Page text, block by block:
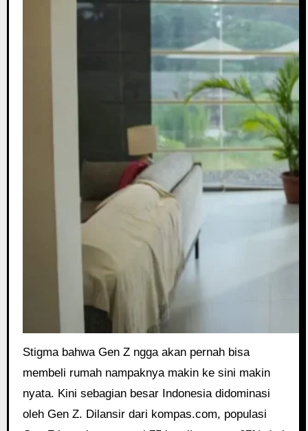
Stigma bahwa Gen Z ngga akan pernah bisa
membeli rumah nampaknya makin ke sini makin
nyata. Kini sebagian besar Indonesia didominasi
oleh Gen Z. Dilansir dari kompas.com, populasi